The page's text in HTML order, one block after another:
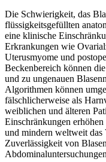
Die Schwierigkeit, das
flüssigkeitsgefüllten
eine klinische
Erkrankungen wie
Uterusmyome und
Beckenbereich können
und zu ungenauen
Algorithmen können
fälschlicherweise als
weiblichen und älteren
Einschränkungen
und mindern weltweit
Zuverlässigkeit von